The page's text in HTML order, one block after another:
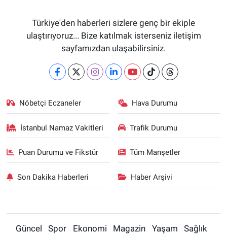
Türkiye'den haberleri sizlere genç bir ekiple
ulaştırıyoruz... Bize katılmak isterseniz iletişim
sayfamızdan ulaşabilirsiniz.
Nöbetçi Eczaneler Hava Durumu
İstanbul Namaz Vakitleri Trafik Durumu
Puan Durumu ve Fikstür Tüm Manşetler
Son Dakika Haberleri Haber Arşivi
Güncel Spor Ekonomi Magazin Yaşam
Sağlık